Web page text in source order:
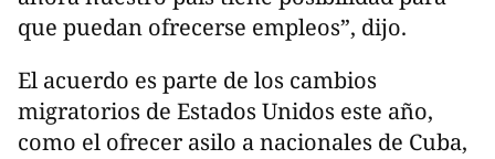
que puedan ofrecerse empleos”, dijo.
El acuerdo es parte de los cambios
migratorios de Estados Unidos este año,
como el ofrecer asilo a nacionales de Cuba,